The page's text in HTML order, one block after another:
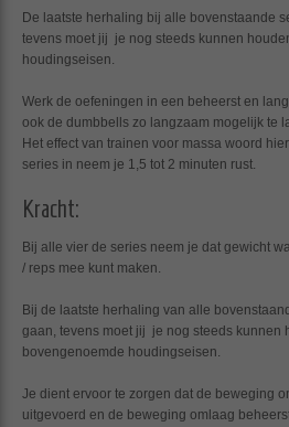
De laatste herhaling bij alle bovenstaande
tevens moet jij je nog steeds kunnen
houdingseisen.
Werk de oefeningen in een beheerst en
ook de dumbbells zo langzaam mogelijk te
Het effect van trainen voor massa woord
series in neem je 1,5 tot 2 minuten rust.
Kracht:
Bij alle vier de series neem je dat gewicht
/ reps mee kunt maken.
Bij de laatste herhaling van alle
gaan, tevens moet jij je nog steeds kunnen
bovengenoemde houdingseisen.
Je dient ervoor te zorgen dat de beweging
uitgevoerd en de beweging omlaag